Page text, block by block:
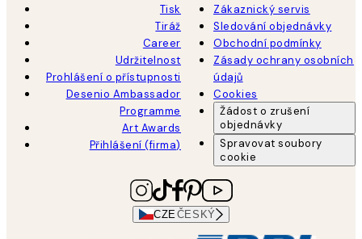
Tisk
Tiráž
Career
Udržitelnost
Prohlášení o přístupnosti
Desenio Ambassador
Programme
Art Awards
Přihlášení (firma)
Zákaznický servis
Sledování objednávky
Obchodní podmínky
Zásady ochrany osobních
údajů
Cookies
Žádost o zrušení
objednávky
Spravovat soubory
cookie
CZEČESKÝ